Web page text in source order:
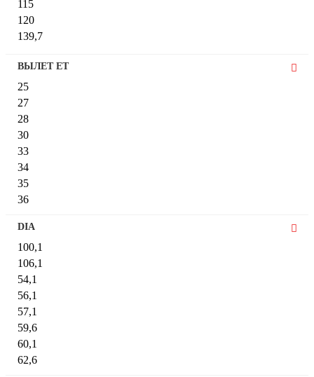
115
120
139,7
ВЫЛЕТ ET
25
27
28
30
33
34
35
36
38
39
40
41
41,5
42
42,5
43
44
DIA
100,1
106,1
54,1
56,1
57,1
59,6
60,1
62,6